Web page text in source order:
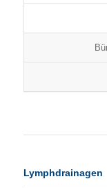
Lymphdrainagen